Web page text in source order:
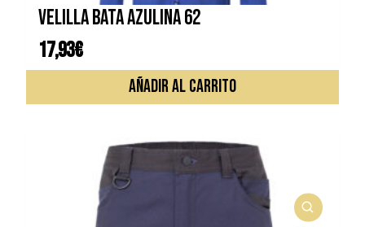
VELILLA BATA AZULINA 62
17,93€
AÑADIR AL CARRITO